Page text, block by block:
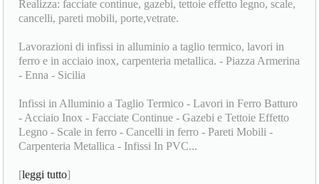
Realizza: facciate continue, gazebi, tettoie effetto legno, scale,
cancelli, pareti mobili, porte,vetrate.
Lavorazioni di infissi in alluminio a taglio termico, lavori in
ferro e in acciaio inox, carpenteria metallica. - Piazza Armerina
- Enna - Sicilia
Infissi in Alluminio a Taglio Termico - Lavori in Ferro Batturo
- Acciaio Inox - Facciate Continue - Gazebi e Tettoie Effetto
Legno - Scale in ferro - Cancelli in ferro - Pareti Mobili -
Carpenteria Metallica - Infissi In PVC...
[leggi tutto]